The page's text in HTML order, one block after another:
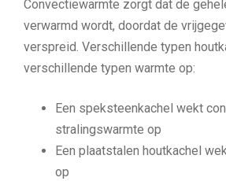
Convectiewarmte zorgt dat de
verwarmd wordt, doordat de
verspreid. Verschillende typen
verschillende typen warmte op:
Een speksteenkachel wekt
stralingswarmte op
Een plaatstalen houtkachel
op